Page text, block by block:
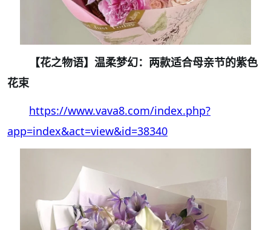
【花之物语】温柔梦幻：两款适合母亲节的紫色
花束
https://www.vava8.com/index.php?
app=index&act=view&id=38340